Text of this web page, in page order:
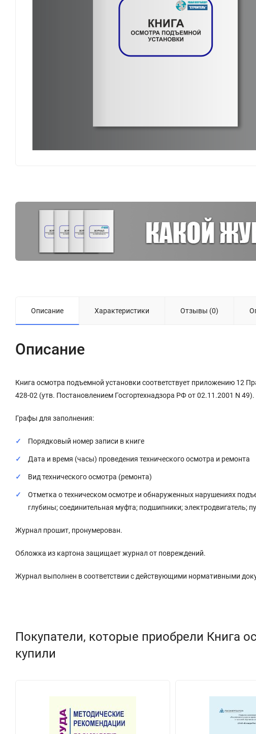
Описание Характеристики Отзывы (0)
Описание
Книга осмотра подъемной установки соответствует приложению 12
428-02 (утв. Постановлением Госгортехнадзора РФ от 02.11.2001 N 49).
Графы для заполнения:
Порядковый номер записи в книге
Дата и время (часы) проведения технического осмотра и ремонта
Вид технического осмотра (ремонта)
Отметка о техническом осмотре и обнаруженных нарушениях
глубины; соединительная муфта; подшипники; электродвигатель;
Журнал прошит, пронумерован.
Обложка из картона защищает журнал от повреждений.
Журнал выполнен в соответствии с действующими нормативными
Покупатели, которые приобрели Книга
купили